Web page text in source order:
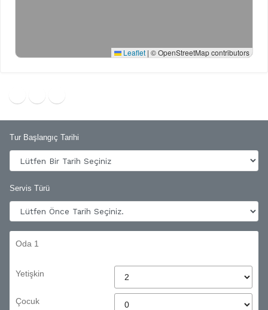
Leaflet | © OpenStreetMap contributors
Tur Başlangıç Tarihi
Servis Türü
Oda 1
Yetişkin
Çocuk